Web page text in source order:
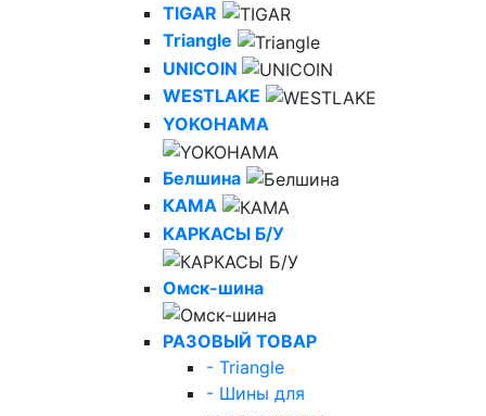
TIGAR
Triangle
UNICOIN
WESTLAKE
YOKOHAMA
Белшина
КАМА
КАРКАСЫ Б/У
Омск-шина
РАЗОВЫЙ ТОВАР
- Triangle
- Шины для